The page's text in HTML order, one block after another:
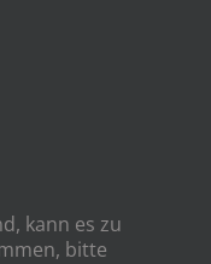
kann es zu
bitte